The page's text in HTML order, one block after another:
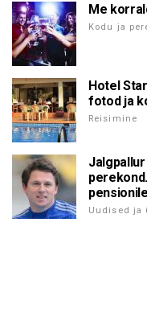
Me
Kodu ja
Hotel
fotod ja
Reisimine
Uudised ja